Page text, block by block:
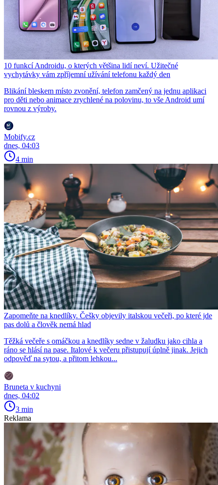
10 funkcí Androidu, o kterých většina lidí neví. Užitečné
vychytávky vám zpříjemní užívání telefonu každý den
Blikání bleskem místo zvonění, telefon zamčený na jednu aplikaci
pro děti nebo animace zrychlené na polovinu, to vše Android umí
rovnou z výroby.
Mobify.cz
dnes, 04:03
4 min
Zapomeňte na knedlíky. Češky objevily italskou večeři, po které jde
pas dolů a člověk nemá hlad
Těžká večeře s omáčkou a knedlíky sedne v žaludku jako cihla a
ráno se hlásí na pase. Italové k večeru přistupují úplně jinak. Jejich
odpověď na sytou, a přitom lehkou...
Bruneta v kuchyni
dnes, 04:02
3 min
Reklama